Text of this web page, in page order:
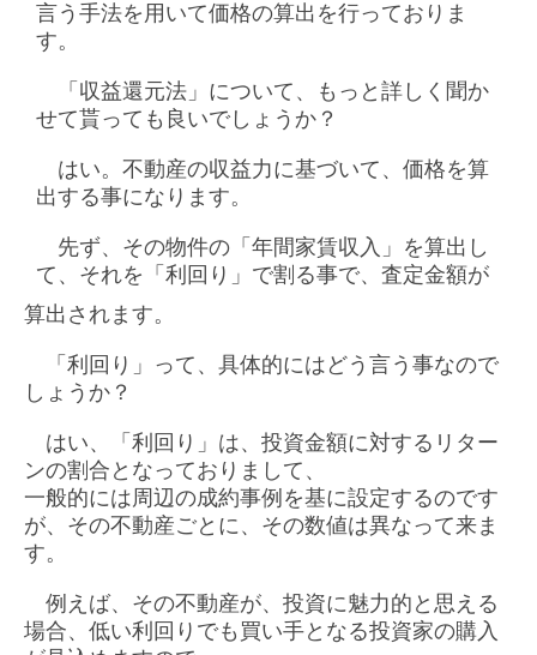
言う手法を用いて価格の算出を行っておりま
す。
「収益還元法」について、もっと詳しく聞か
せて貰っても良いでしょうか？
はい。不動産の収益力に基づいて、価格を算
出する事になります。
先ず、その物件の「年間家賃収入」を算出し
て、それを「利回り」で割る事で、査定金額が
算出されます。
「利回り」って、具体的にはどう言う事なので
しょうか？
はい、「利回り」は、投資金額に対するリター
ンの割合となっておりまして、
一般的には周辺の成約事例を基に設定するのです
が、その不動産ごとに、その数値は異なって来ま
す。
例えば、その不動産が、投資に魅力的と思える
場合、低い利回りでも買い手となる投資家の購入